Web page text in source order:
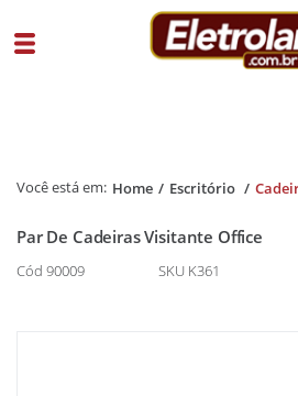
Home Escritório
Par De Cadeiras Visitante Office
Cód 90009 SKU K361